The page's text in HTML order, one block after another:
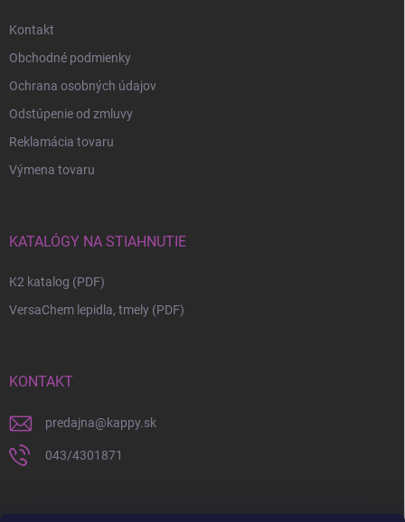
Kontakt
Obchodné podmienky
Ochrana osobných údajov
Odstúpenie od zmluvy
Reklamácia tovaru
Výmena tovaru
KATALÓGY NA STIAHNUTIE
K2 katalog (PDF)
VersaChem lepidla, tmely (PDF)
KONTAKT
predajna@kappy.sk
043/4301871